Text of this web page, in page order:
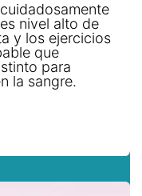
nivel alto de
y los ejercicios
que
para
la sangre.